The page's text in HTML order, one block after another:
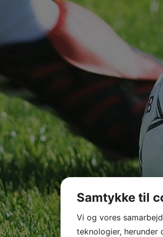
Samtykke til
Vi og vores
teknologier, herunder